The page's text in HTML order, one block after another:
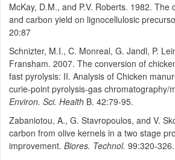
McKay, D.M., and P.V. Roberts. 1982. The
and carbon yield on lignocellulosic
20:87
Schnizter, M.I., C. Monreal, G. Jandl, P.
Fransham. 2007. The conversion of
fast pyrolysis: II. Analysis of Chicken
curie-point pyrolysis-gas chromatography/
Environ. Sci. Health B. 42:79-95.
Zabaniotou, A., G. Stavropoulos, and V.
carbon from olive kernels in a two stage
improvement. Biores. Technol. 99:320-326.